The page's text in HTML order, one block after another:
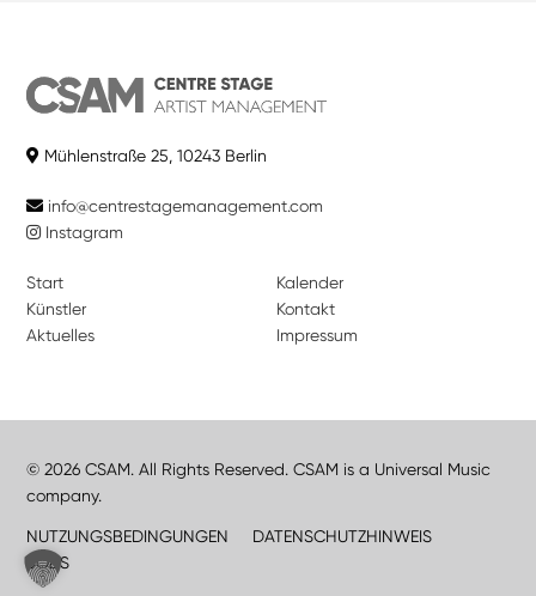
Mühlenstraße 25, 10243 Berlin
info@centrestagemanagement.com
Instagram
Start
Künstler
Aktuelles
Kalender
Kontakt
Impressum
© 2026 CSAM. All Rights Reserved. CSAM is a Universal Music
company.
NUTZUNGSBEDINGUNGEN
DATENSCHUTZHINWEIS
JOBS